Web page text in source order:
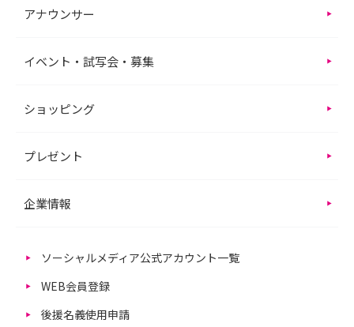
アナウンサー
イベント・試写会・募集
ショッピング
プレゼント
企業情報
ソーシャルメディア公式アカウント一覧
WEB会員登録
後援名義使用申請